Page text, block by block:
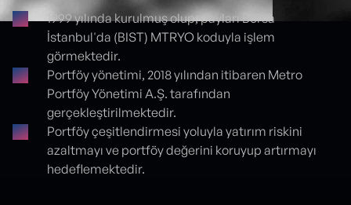
Proje detayları
1999 yılında kurulmuş olup, payları Borsa
İstanbul'da (BIST) MTRYO koduyla işlem
görmektedir.
Portföy yönetimi, 2018 yılından itibaren Metro
Portföy Yönetimi A.Ş. tarafından
gerçekleştirilmektedir.
Portföy çeşitlendirmesi yoluyla yatırım riskini
azaltmayı ve portföy değerini koruyup artırmayı
hedeflemektedir.